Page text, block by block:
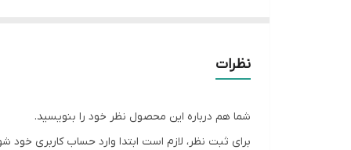
نظرات
شما هم درباره این محصول نظر خود را بنویسید.
برای ثبت نظر، لازم است ابتدا وارد حساب کاربری خود